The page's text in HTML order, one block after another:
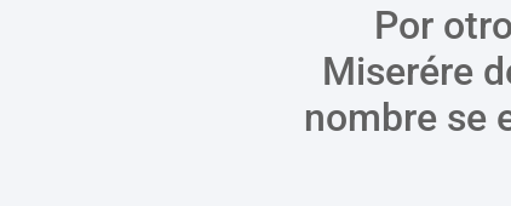
Por
Miserére
nombre se